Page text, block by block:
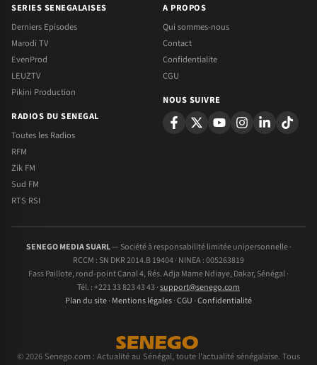
SERIES SENEGALAISES
Derniers Episodes
Marodi TV
EvenProd
LEUZTV
Pikini Production
RADIOS DU SENEGAL
Toutes les Radios
RFM
Zik FM
Sud FM
RTS RSI
A PROPOS
Qui sommes-nous
Contact
Confidentialite
CGU
NOUS SUIVRE
SENEGO MEDIA SUARL— Société à responsabilité limitée unipersonnelle ·
RCCM : SN DKR 2014.B 19404 · NINEA : 005263819
Fass Paillote, rond-point Canal 4, Rés. Adja Mame Ndiaye, Dakar, Sénégal ·
Tél. : +221 33 823 43 43 ·support@senego.com
Plan du site· Mentions légales·CGU ·Confidentialité
© 2026 Senego.com : Actualité au Sénégal, toute l'actualité sénégalaise. Tous